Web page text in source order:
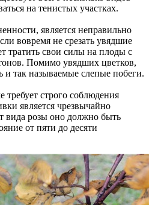
на тенистых участках.
является неправильно
вовремя не срезать увядшие
тратить свои силы на плоды с
Помимо увядших цветков,
и так называемые слепые побеги.
строго соблюдения
является чрезвычайно
вида розы оно должно быть
от пяти до десяти